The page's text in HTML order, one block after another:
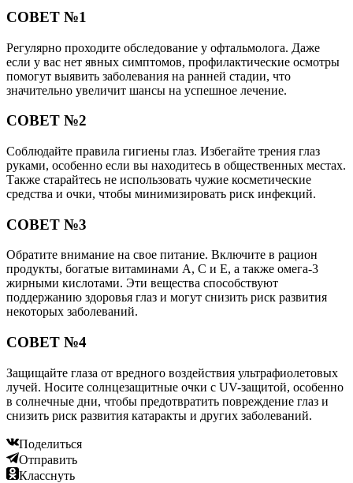
СОВЕТ №1
Регулярно проходите обследование у офтальмолога. Даже
если у вас нет явных симптомов, профилактические осмотры
помогут выявить заболевания на ранней стадии, что
значительно увеличит шансы на успешное лечение.
СОВЕТ №2
Соблюдайте правила гигиены глаз. Избегайте трения глаз
руками, особенно если вы находитесь в общественных местах.
Также старайтесь не использовать чужие косметические
средства и очки, чтобы минимизировать риск инфекций.
СОВЕТ №3
Обратите внимание на свое питание. Включите в рацион
продукты, богатые витаминами A, C и E, а также омега-3
жирными кислотами. Эти вещества способствуют
поддержанию здоровья глаз и могут снизить риск развития
некоторых заболеваний.
СОВЕТ №4
Защищайте глаза от вредного воздействия ультрафиолетовых
лучей. Носите солнцезащитные очки с UV-защитой, особенно
в солнечные дни, чтобы предотвратить повреждение глаз и
снизить риск развития катаракты и других заболеваний.
Поделиться
Отправить
Класснуть